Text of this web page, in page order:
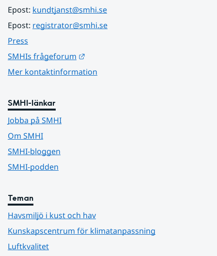
Epost: kundtjanst@smhi.se
Epost: registrator@smhi.se
Press
SMHIs frågeforum
Mer kontaktinformation
SMHI-länkar
Jobba på SMHI
Om SMHI
SMHI-bloggen
SMHI-podden
Teman
Havsmiljö i kust och hav
Kunskapscentrum för klimatanpassning
Luftkvalitet